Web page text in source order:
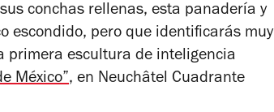
conchas rellenas, esta panadería y
escondido, pero que identificarás muy
primera escultura de inteligencia
México”, en Neuchâtel Cuadrante